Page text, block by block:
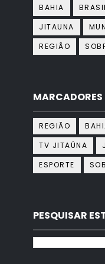
BAHIA
JITAUNA
REGIÃO
MARCADORES
REGIÃO
TV JITAÚNA
ESPORTE
PESQUISAR